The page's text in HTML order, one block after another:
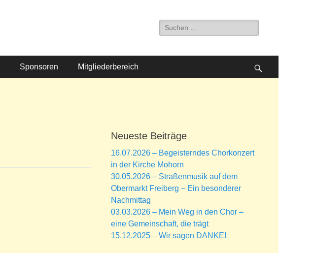
Suche
nach:
Sponsoren Mitgliederbereich
Neueste Beiträge
16.07.2026 – Begeisterndes Chorkonzert
in der Kirche Mohorn
30.05.2026 – Straßenmusik auf dem
Obermarkt Freiberg – Ein besonderer
Nachmittag
03.03.2026 – Mein Weg in den Chor –
eine Gemeinschaft, die trägt
15.12.2025 – Wir sagen DANKE!